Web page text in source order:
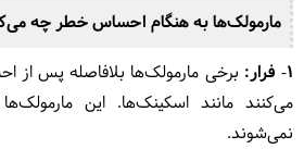
مارمولک‌ها به هنگام احساس خطر چه
۱- فرار:
برخی مارمولک‌ها بلافاصله پس
می‌کنند مانند اسکینک‌ها. این
نمی‌شوند.